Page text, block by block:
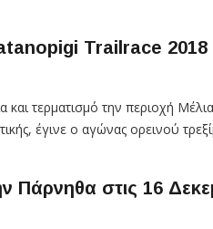
Trailrace 2018
τερματισμό την περιοχή
έγινε ο αγώνας ορεινού
Πάρνηθα στις 16